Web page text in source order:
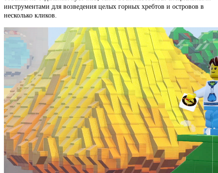
инструментами для возведения целых горных хребтов и островов в
несколько кликов.